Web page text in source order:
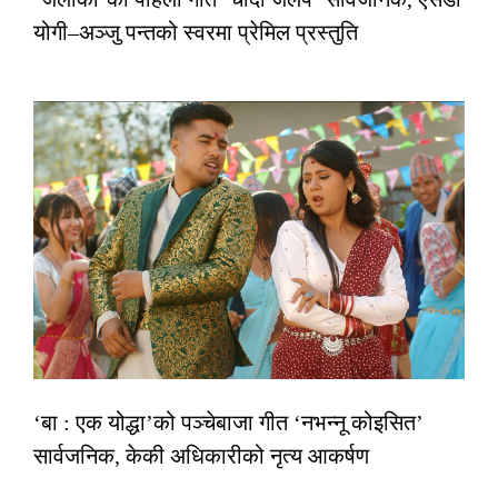
योगी–अञ्जु पन्तको स्वरमा प्रेमिल प्रस्तुति
‘बा : एक योद्धा’को पञ्चेबाजा गीत ‘नभन्नू कोइसित’
सार्वजनिक, केकी अधिकारीको नृत्य आकर्षण